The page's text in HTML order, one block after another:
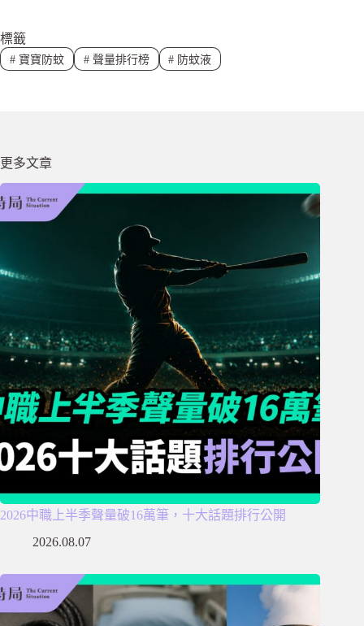
標籤
#寶寶防蚊 #聲量排行榜 # 防蚊液
更多文章
2026中職上半季聲量破16萬筆，十大話題排行公開
2026.08.07